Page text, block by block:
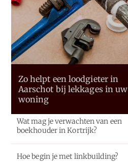
Zo helpt een loodgieter in
Aarschot bij lekkages in uw
woning
Wat mag je verwachten van een
boekhouder in Kortrijk?
Hoe begin je met linkbuilding?